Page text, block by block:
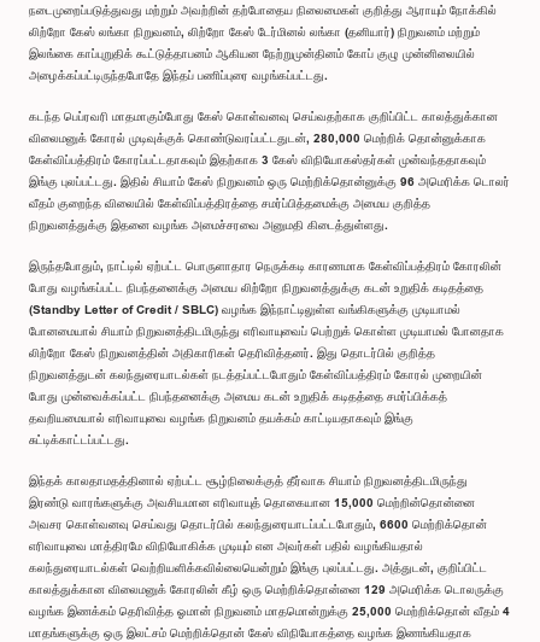
நடைமுறைப்படுத்துவது மற்றும் அவற்றின் தற்போதைய நிலைமைகள் குறித்து ஆராயும் நோக்கில்
லிற்றோ கேஸ் லங்கா நிறுவனம், லிற்றோ கேஸ் டேர்மினல் லங்கா (தனியார்) நிறுவனம் மற்றும்
இலங்கை காப்புறுதிக் கூட்டுத்தாபனம் ஆகியன நேற்றுமுன்தினம் கோப் குழு முன்னிலையில்
அழைக்கப்பட்டிருந்தபோதே இந்தப் பணிப்புரை வழங்கப்பட்டது.
கடந்த பெப்ரவரி மாதமாகும்போது கேஸ் கொள்வனவு செய்வதற்காக குறிப்பிட்ட காலத்துக்கான
விலைமனுக் கோரல் முடிவுக்குக் கொண்டுவரப்பட்டதுடன், 280,000 மெற்றிக் தொன்னுக்காக
கேள்விப்பத்திரம் கோரப்பட்டதாகவும் இதற்காக 3 கேஸ் விநியோகஸ்தர்கள் முன்வந்ததாகவும்
இங்கு புலப்பட்டது. இதில் சியாம் கேஸ் நிறுவனம் ஒரு மெற்றிக்தொன்னுக்கு 96 அமெரிக்க டொலர்
வீதம் குறைந்த விலையில் கேள்விப்பத்திரத்தை சமர்ப்பித்தமைக்கு அமைய குறித்த
நிறுவனத்துக்கு இதனை வழங்க அமைச்சரவை அனுமதி கிடைத்துள்ளது.
இருந்தபோதும், நாட்டில் ஏற்பட்ட பொருளாதார நெருக்கடி காரணமாக கேள்விப்பத்திரம் கோரலின்
போது வழங்கப்பட்ட நிபந்தனைக்கு அமைய லிற்றோ நிறுவனத்துக்கு கடன் உறுதிக் கடிதத்தை
(Standby Letter of Credit / SBLC) வழங்க இந்நாட்டிலுள்ள வங்கிகளுக்கு முடியாமல்
போனமையால் சியாம் நிறுவனத்திடமிருந்து எரிவாயுவைப் பெற்றுக் கொள்ள முடியாமல் போனதாக
லிற்றோ கேஸ் நிறுவனத்தின் அதிகாரிகள் தெரிவித்தனர். இது தொடர்பில் குறித்த
நிறுவனத்துடன் கலந்துரையாடல்கள் நடத்தப்பட்டபோதும் கேள்விப்பத்திரம் கோரல் முறையின்
போது முன்வைக்கப்பட்ட நிபந்தனைக்கு அமைய கடன் உறுதிக் கடிதத்தை சமர்ப்பிக்கத்
தவறியமையால் எரிவாயுவை வழங்க நிறுவனம் தயக்கம் காட்டியதாகவும் இங்கு
சுட்டிக்காட்டப்பட்டது.
இந்தக் காலதாமதத்தினால் ஏற்பட்ட சூழ்நிலைக்குத் தீர்வாக சியாம் நிறுவனத்திடமிருந்து
இரண்டு வாரங்களுக்கு அவசியமான எரிவாயுத் தொகையான 15,000 மெற்றின்தொன்னை
அவசர கொள்வனவு செய்வது தொடர்பில் கலந்துரையாடப்பட்டபோதும், 6600 மெற்றிக்தொன்
எரிவாயுவை மாத்திரமே விநியோகிக்க முடியும் என அவர்கள் பதில் வழங்கியதால்
கலந்துரையாடல்கள் வெற்றியளிக்கவில்லையென்றும் இங்கு புலப்பட்டது. அத்துடன், குறிப்பிட்ட
காலத்துக்கான விலைமனுக் கோரலின் கீழ் ஒரு மெற்றிக்தொன்னை 129 அமெரிக்க டொலருக்கு
வழங்க இணக்கம் தெரிவித்த ஓமான் நிறுவனம் மாதமொன்றுக்கு 25,000 மெற்றிக்தொன் வீதம் 4
மாதங்களுக்கு ஒரு இலட்சம் மெற்றிக்தொன் கேஸ் விநியோகத்தை வழங்க இணங்கியதாக